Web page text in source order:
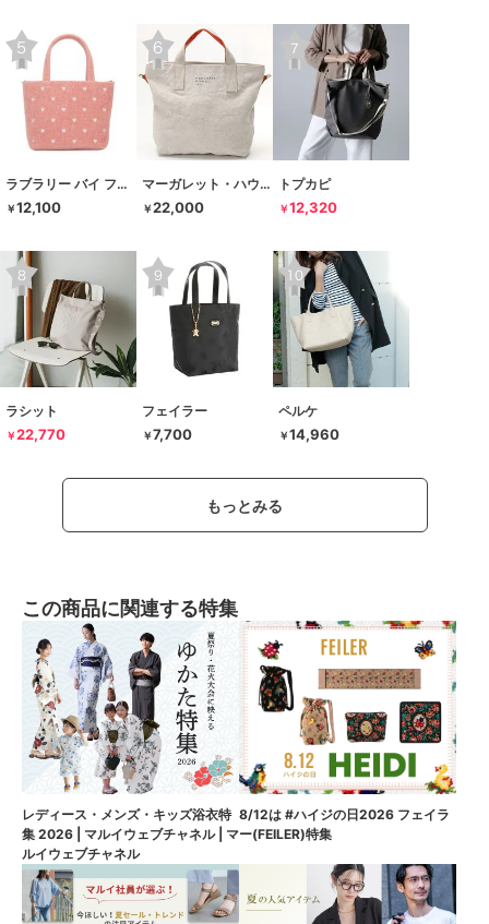
ラブラリー バイ フェイラー
￥12,100
マーガレット・ハウエル アイデア
￥22,000
トプカピ
￥12,320
ラシット
￥22,770
フェイラー
￥7,700
ペルケ
￥14,960
もっとみる
この商品に関連する特集
レディース・メンズ・キッズ浴衣特
集 2026 | マルイウェブチャネル | マ
ルイウェブチャネル
8/12は #ハイジの日2026 フェイラ
ー(FEILER)特集